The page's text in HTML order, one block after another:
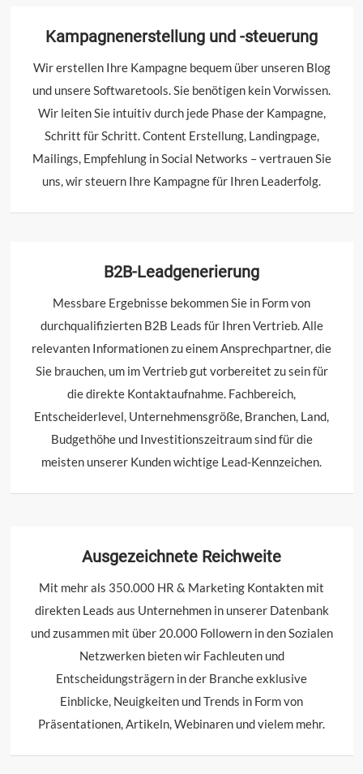
Kampagnenerstellung und -steuerung
Wir erstellen Ihre Kampagne bequem über unseren Blog
und unsere Softwaretools. Sie benötigen kein Vorwissen.
Wir leiten Sie intuitiv durch jede Phase der Kampagne,
Schritt für Schritt. Content Erstellung, Landingpage,
Mailings, Empfehlung in Social Networks – vertrauen Sie
uns, wir steuern Ihre Kampagne für Ihren Leaderfolg.
B2B-Leadgenerierung
Messbare Ergebnisse bekommen Sie in Form von
durchqualifizierten B2B Leads für Ihren Vertrieb. Alle
relevanten Informationen zu einem Ansprechpartner, die
Sie brauchen, um im Vertrieb gut vorbereitet zu sein für
die direkte Kontaktaufnahme. Fachbereich,
Entscheiderlevel, Unternehmensgröße, Branchen, Land,
Budgethöhe und Investitionszeitraum sind für die
meisten unserer Kunden wichtige Lead-Kennzeichen.
Ausgezeichnete Reichweite
Mit mehr als 350.000 HR & Marketing Kontakten mit
direkten Leads aus Unternehmen in unserer Datenbank
und zusammen mit über 20.000 Followern in den Sozialen
Netzwerken bieten wir Fachleuten und
Entscheidungsträgern in der Branche exklusive
Einblicke, Neuigkeiten und Trends in Form von
Präsentationen, Artikeln, Webinaren und vielem mehr.